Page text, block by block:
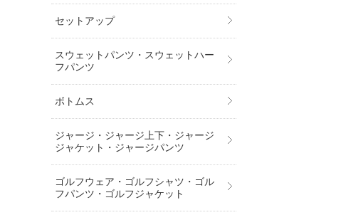
セットアップ
スウェットパンツ・スウェットハー
フパンツ
ボトムス
ジャージ・ジャージ上下・ジャージ
ジャケット・ジャージパンツ
ゴルフウェア・ゴルフシャツ・ゴル
フパンツ・ゴルフジャケット